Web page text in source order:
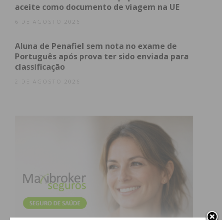
aceite como documento de viagem na UE
6 DE AGOSTO 2026
Aluna de Penafiel sem nota no exame de
Português após prova ter sido enviada para
classificação
2 DE AGOSTO 2026